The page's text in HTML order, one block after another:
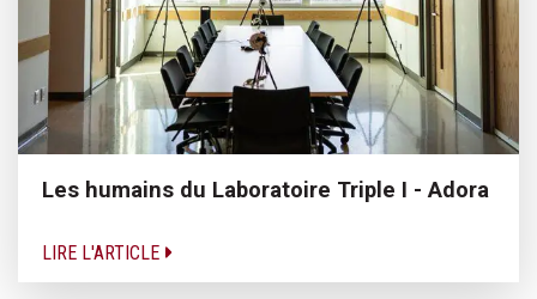
Les humains du Laboratoire Triple I - Adora
LIRE L'ARTICLE